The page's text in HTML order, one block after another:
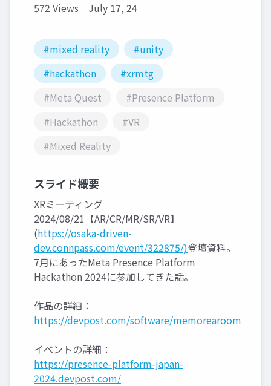
572 Views July 17, 24
#mixed reality
#unity
#hackathon
#xrmtg
#Meta Quest
#Presence Platform
#Hackathon
#VR
#Mixed Reality
スライド概要
XRミーティング
2024/08/21【AR/CR/MR/SR/VR】
(https://osaka-driven-
dev.connpass.com/event/322875/)登壇資料。
7月にあったMeta Presence Platform
Hackathon 2024に参加してきた話。
作品の詳細：
https://devpost.com/software/memorearoom
イベントの詳細：
https://presence-platform-japan-
2024.devpost.com/